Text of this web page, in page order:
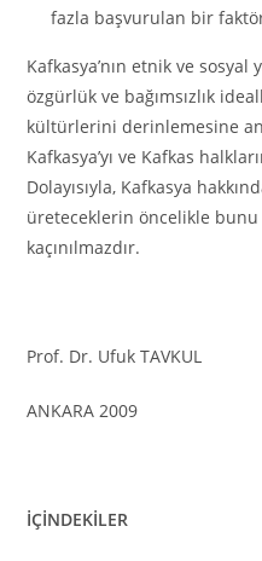
fazla başvurulan bir
Kafkasya’nın etnik ve sosyal
özgürlük ve bağımsızlık
kültürlerini derinlemesine
Kafkasya’yı ve Kafkas
Dolayısıyla, Kafkasya
üreteceklerin öncelikle
kaçınılmazdır.
Prof. Dr. Ufuk TAVKUL
ANKARA 2009
İÇİNDEKİLER